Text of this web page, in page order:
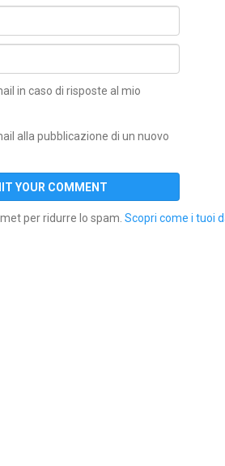
in caso di risposte al mio
alla pubblicazione di un nuovo
per ridurre lo spam. Scopri come i tuoi